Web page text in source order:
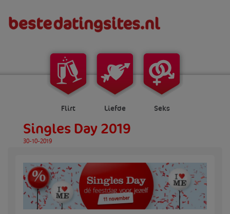
Flirt Liefde Seks
Singles Day 2019
30-10-2019